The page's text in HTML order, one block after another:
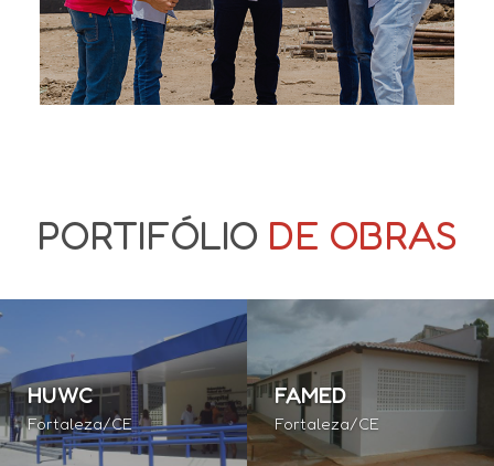
PORTIFÓLIO DE OBRAS
HUWC
Fortaleza/CE
FAMED
Fortaleza/CE